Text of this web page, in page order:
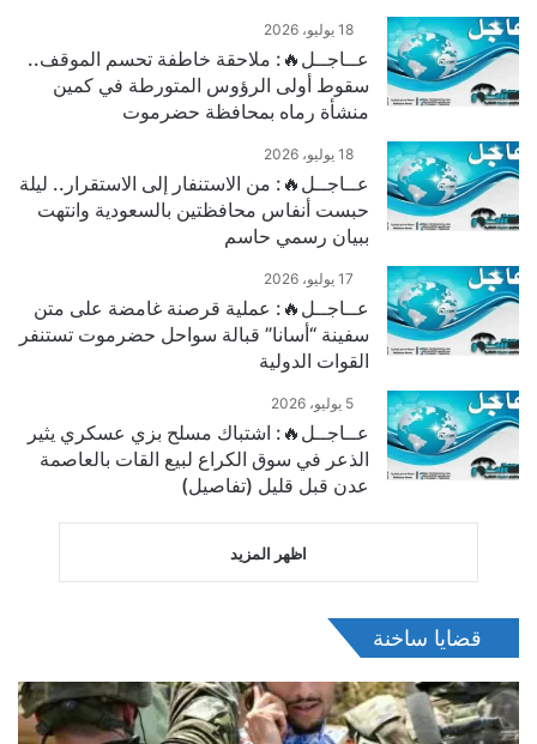
18 يوليو، 2026
عــاجــل🔥: ملاحقة خاطفة تحسم الموقف..
سقوط أولى الرؤوس المتورطة في كمين
منشأة رماه بمحافظة حضرموت
18 يوليو، 2026
عــاجــل🔥: من الاستنفار إلى الاستقرار.. ليلة
حبست أنفاس محافظتين بالسعودية وانتهت
ببيان رسمي حاسم
17 يوليو، 2026
عــاجــل🔥: عملية قرصنة غامضة على متن
سفينة “أسانا” قبالة سواحل حضرموت تستنفر
القوات الدولية
5 يوليو، 2026
عــاجــل🔥: اشتباك مسلح بزي عسكري يثير
الذعر في سوق الكراع لبيع القات بالعاصمة
عدن قبل قليل (تفاصيل)
اظهر المزيد
قضايا ساخنة